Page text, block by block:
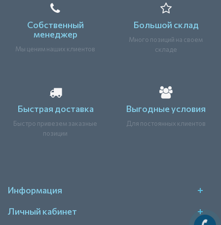
Собственный
менеджер
Мы ценим наших клиентов
Большой склад
Много позиций на своем
складе
Быстрая доставка
Быстро привезем заказные
позиции
Выгодные условия
Для постоянных клиентов
Информация
Личный кабинет